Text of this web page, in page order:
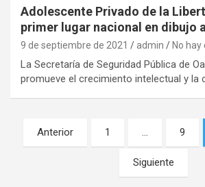
Adolescente Privado de la
primer lugar nacional en dibujo
9 de septiembre de 2021 admin No
La Secretaría de Seguridad Pública de
promueve el crecimiento intelectual y la
Navegación
de
Anterior 1 … 9
Siguiente